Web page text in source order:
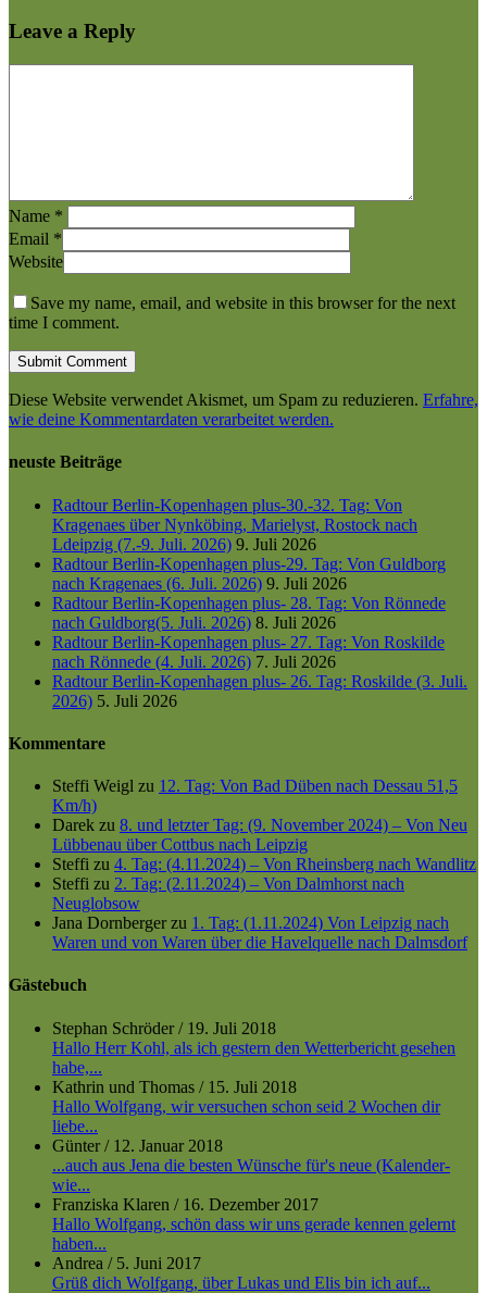
Leave a Reply
Name *
Email *
Website
Save my name, email, and website in this browser for the next
time I comment.
Diese Website verwendet Akismet, um Spam zu reduzieren. Erfahre,
wie deine Kommentardaten verarbeitet werden.
neuste Beiträge
Radtour Berlin-Kopenhagen plus-30.-32. Tag: Von
Kragenaes über Nynköbing, Marielyst, Rostock nach
Ldeipzig (7.-9. Juli. 2026) 9. Juli 2026
Radtour Berlin-Kopenhagen plus-29. Tag: Von Guldborg
nach Kragenaes (6. Juli. 2026) 9. Juli 2026
Radtour Berlin-Kopenhagen plus- 28. Tag: Von Rönnede
nach Guldborg(5. Juli. 2026) 8. Juli 2026
Radtour Berlin-Kopenhagen plus- 27. Tag: Von Roskilde
nach Rönnede (4. Juli. 2026) 7. Juli 2026
Radtour Berlin-Kopenhagen plus- 26. Tag: Roskilde (3. Juli.
2026) 5. Juli 2026
Kommentare
Steffi Weigl zu 12. Tag: Von Bad Düben nach Dessau 51,5
Km/h)
Darek zu 8. und letzter Tag: (9. November 2024) – Von Neu
Lübbenau über Cottbus nach Leipzig
Steffi zu 4. Tag: (4.11.2024) – Von Rheinsberg nach Wandlitz
Steffi zu 2. Tag: (2.11.2024) – Von Dalmhorst nach
Neuglobsow
Jana Dornbergerzu 1. Tag: (1.11.2024) Von Leipzig nach
Waren und von Waren über die Havelquelle nach Dalmsdorf
Gästebuch
Stephan Schröder/ 19. Juli 2018
Hallo Herr Kohl, als ich gestern den Wetterbericht gesehen
habe,...
Kathrin und Thomas / 15. Juli 2018
Hallo Wolfgang, wir versuchen schon seid 2 Wochen dir
liebe...
Günter/ 12. Januar 2018
...auch aus Jena die besten Wünsche für's neue (Kalender-
wie...
Franziska Klaren / 16. Dezember 2017
Hallo Wolfgang, schön dass wir uns gerade kennen gelernt
haben...
Andrea / 5. Juni 2017
Grüß dich Wolfgang, über Lukas und Elis bin ich auf...